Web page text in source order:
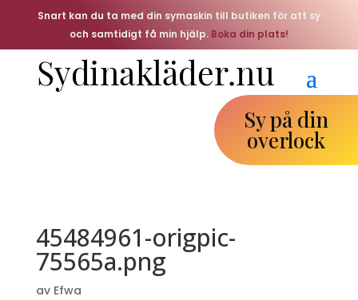
Snart kan du ta med din symaskin till butiken för att sy
och samtidigt få min hjälp. Boka din plats!
Sy på din
overlock
45484961-origpic-
75565a.png
av Efwa